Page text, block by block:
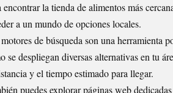
encontrar la tienda de alimentos más
a un mundo de opciones locales.
de búsqueda son una herramienta
se despliegan diversas alternativas en tu
y el tiempo estimado para llegar.
puedes explorar páginas web